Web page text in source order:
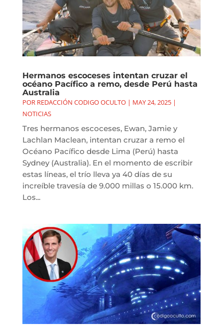
Hermanos escoceses intentan cruzar el
océano Pacífico a remo, desde Perú hasta
Australia
POR REDACCIÓN CODIGO OCULTO| MAY 24, 2025|
NOTICIAS
Tres hermanos escoceses, Ewan, Jamie y
Lachlan Maclean, intentan cruzar a remo el
Océano Pacífico desde Lima (Perú) hasta
Sydney (Australia). En el momento de escribir
estas líneas, el trío lleva ya 40 días de su
increíble travesía de 9.000 millas o 15.000 km.
Los...